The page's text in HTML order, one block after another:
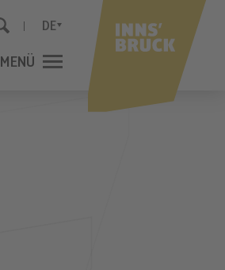
DE
MENÜ SCHLIESSEN